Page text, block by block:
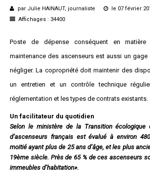
Pratique de la copro.
Jurisprudence
Études juridiques
Copro. en difficulté
Formez-vous !
Parole d'experts*
par Julie HAINAUT, journaliste
le 07 février
Affichages : 34400
Poste de dépense conséquent en
maintenance des ascenseurs est aussi un
négliger. La copropriété doit maintenir des
un entretien et un contrôle technique
réglementation et les types de contrats existants.
Un facilitateur du quotidien
Selon le ministère de la Transition écologique
d’ascenseurs français est évalué à environ
moitié ayant plus de 25 ans d’âge, et les plus
19ème siècle. Près de 65 % de ces ascenseurs
immeubles d’habitation».